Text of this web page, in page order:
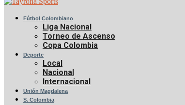
Fútbol Colombiano
Liga Nacional
Torneo de Ascenso
Copa Colombia
Deporte
Local
Nacional
Internacional
Unión Magdalena
S. Colombia